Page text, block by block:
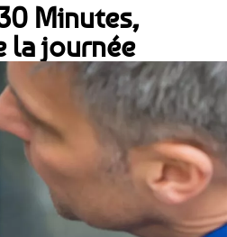
Minutes,
la journée